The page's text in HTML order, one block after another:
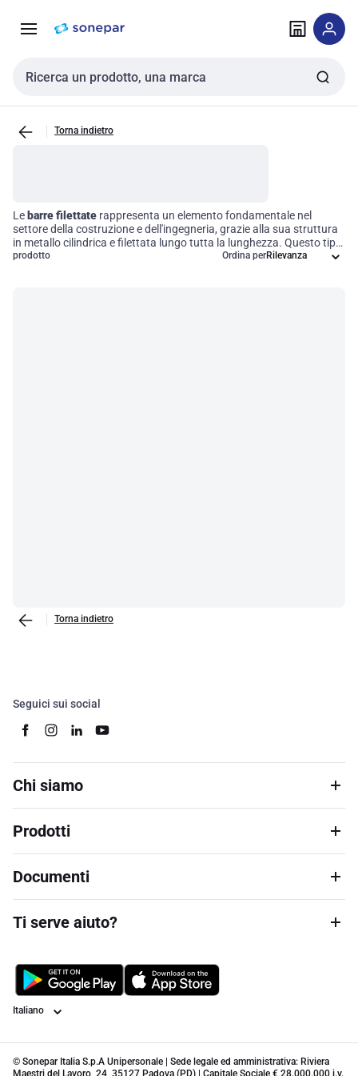
navigazione alla
Cerca input
Torna indietro
Le barre filettate rappresenta un elemento fondamentale nel
settore della costruzione e dell'ingegneria, grazie alla sua struttura
in metallo cilindrica e filettata lungo tutta la lunghezza. Questo tipo
di fissaggio è progettato per garantire connessioni meccaniche
prodotto Ordina per
Torna indietro
Seguici sui social
Chi siamo
Prodotti
Documenti
Ti serve aiuto?
Lingua
© Sonepar Italia S.p.A Unipersonale | Sede legale ed amministrativa: Riviera
Maestri del Lavoro, 24, 35127 Padova (PD) | Capitale Sociale € 28.000.000 i.v.